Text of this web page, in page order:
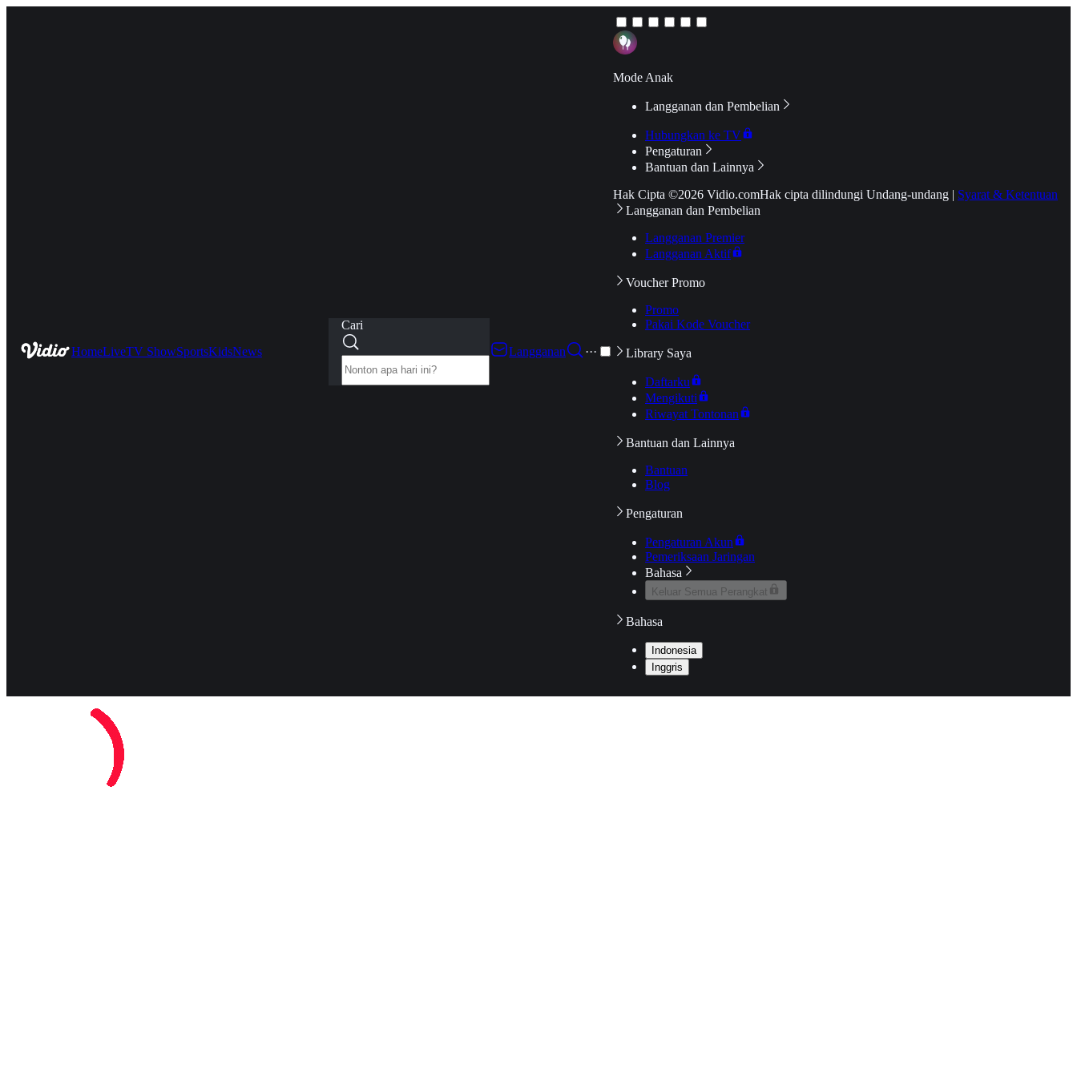
HomeLiveTV ShowSportsKidsNews
Cari
Langganan
···
Mode Anak
Langganan dan Pembelian
Hubungkan ke TV
Pengaturan
Bantuan dan Lainnya
Hak Cipta ©2026 Vidio.comHak cipta dilindungi Undang-undang | Syarat & Ketentuan
Langganan dan Pembelian
Langganan Premier
Langganan Aktif
Voucher Promo
Promo
Pakai Kode Voucher
Library Saya
Daftarku
Mengikuti
Riwayat Tontonan
Bantuan dan Lainnya
Bantuan
Blog
Pengaturan
Pengaturan Akun
Pemeriksaan Jaringan
Bahasa
Keluar Semua Perangkat
Bahasa
Indonesia
Inggris